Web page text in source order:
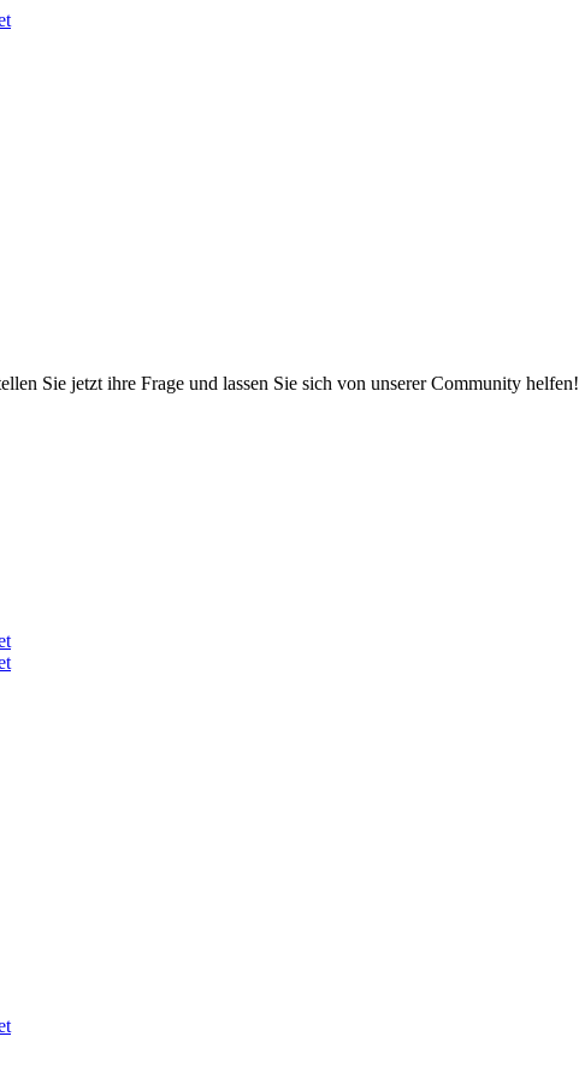
Sie jetzt ihre Frage und lassen Sie sich von unserer Community helfen!